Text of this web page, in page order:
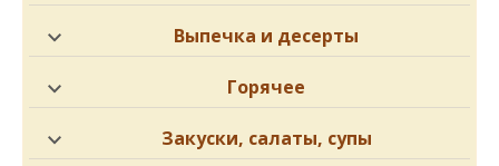
Выпечка и десерты
Горячее
Закуски, салаты, супы